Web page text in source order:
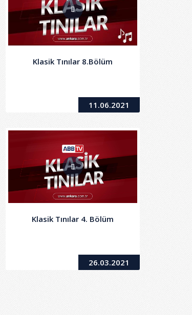
Klasik Tınılar 8.Bölüm
11.06.2021
Klasik Tınılar 4. Bölüm
26.03.2021